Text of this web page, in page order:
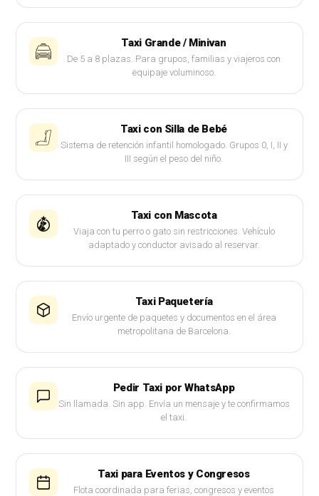
Taxi Grande / Minivan
De 5 a 8 plazas. Para grupos, familias y viajeros con
equipaje voluminoso.
Taxi con Silla de Bebé
Sistema de retención infantil homologado. Grupos 0, I, II y
III según el peso del niño.
Taxi con Mascota
Viaja con tu perro o gato sin restricciones. Vehículo
adaptado y conductor avisado al reservar.
Taxi Paquetería
Envío urgente de paquetes y documentos en el área
metropolitana de Barcelona.
Pedir Taxi por WhatsApp
Sin llamada. Sin app. Envía un mensaje y te confirmamos
el taxi.
Taxi para Eventos y Congresos
Flota coordinada para ferias, congresos y eventos